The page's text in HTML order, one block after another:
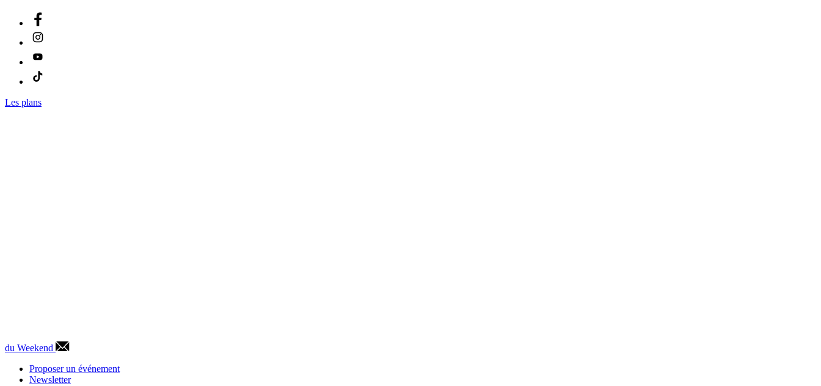
Les plans
du Weekend
Proposer un événement
Newsletter